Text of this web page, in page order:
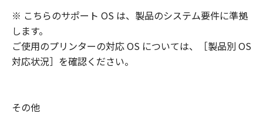
※ こちらのサポート OS は、製品のシステム要件に準拠
します。
ご使用のプリンターの対応 OS については、［製品別 OS
対応状況］を確認ください。
その他